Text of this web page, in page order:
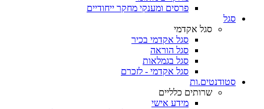
פרסים ומענקי מחקר ייחודיים
סגל
סגל אקדמי
סגל אקדמי בכיר
סגל הוראה
סגל בגמלאות
סגל אקדמי - לזכרם
סטודנטים.ות
שרותים כלליים
מידע אישי